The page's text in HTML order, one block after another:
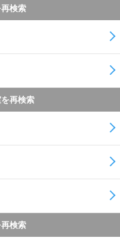
検索
再検索
検索